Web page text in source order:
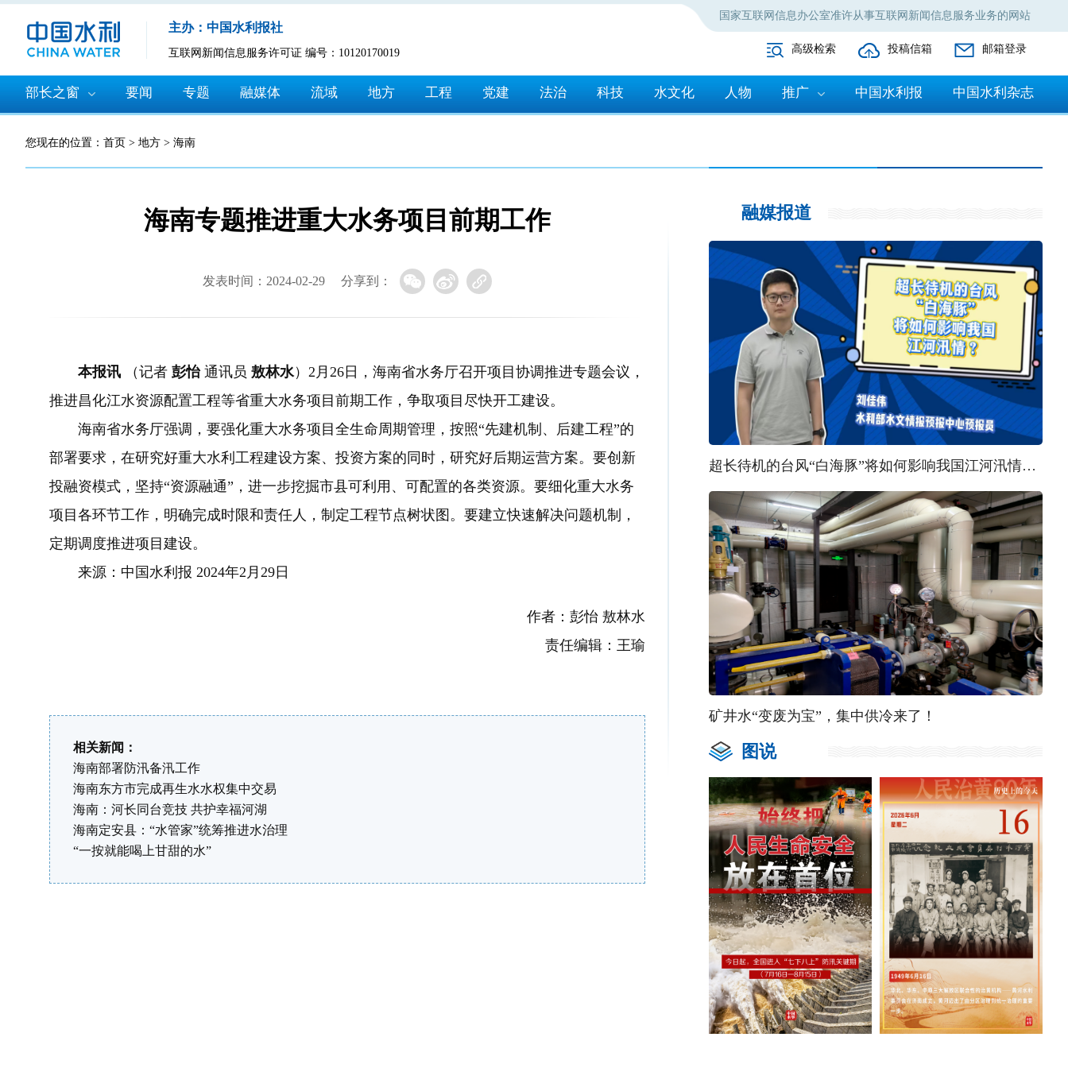
国家互联网信息办公室准许从事互联网新闻信息服务业务的网站
主办：中国水利报社
互联网新闻信息服务许可证 编号：10120170019 高级检索 投稿信箱 邮箱登录
部长之窗 要闻 专题 融媒体 流域 地方 工程 党建 法治 科技 水文化 人物 推广 中国水利报 中国水利杂志
您现在的位置： 首页 > 地方 > 海南
海南专题推进重大水务项目前期工作
发表时间：2024-02-29 分享到：
本报讯 （记者 彭怡通讯员 敖林水）2月26日，海南省水务厅召开项目协调推进专题会议，
推进昌化江水资源配置工程等省重大水务项目前期工作，争取项目尽快开工建设。
海南省水务厅强调，要强化重大水务项目全生命周期管理，按照“先建机制、后建工程”的
部署要求，在研究好重大水利工程建设方案、投资方案的同时，研究好后期运营方案。要创新
投融资模式，坚持“资源融通”，进一步挖掘市县可利用、可配置的各类资源。要细化重大水务
项目各环节工作，明确完成时限和责任人，制定工程节点树状图。要建立快速解决问题机制，
定期调度推进项目建设。
来源：中国水利报 2024年2月29日
作者：彭怡 敖林水
责任编辑：王瑜
相关新闻：
海南部署防汛备汛工作
海南东方市完成再生水水权集中交易
海南：河长同台竞技 共护幸福河湖
海南定安县：“水管家”统筹推进水治理
“一按就能喝上甘甜的水”
融媒报道
超长待机的台风“白海豚”将如何影响我国江河汛情？ | 汛问水雨情
矿井水“变废为宝”，集中供冷来了！
图说